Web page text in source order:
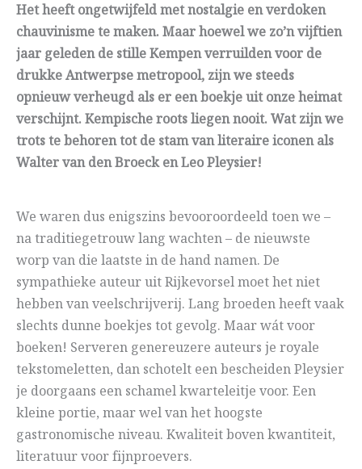
Het heeft ongetwijfeld met nostalgie en verdoken
chauvinisme te maken. Maar hoewel we zo’n vijftien
jaar geleden de stille Kempen verruilden voor de
drukke Antwerpse metropool, zijn we steeds
opnieuw verheugd als er een boekje uit onze heimat
verschijnt. Kempische roots liegen nooit. Wat zijn we
trots te behoren tot de stam van literaire iconen als
Walter van den Broeck en Leo Pleysier!
We waren dus enigszins bevooroordeeld toen we –
na traditiegetrouw lang wachten – de nieuwste
worp van die laatste in de hand namen. De
sympathieke auteur uit Rijkevorsel moet het niet
hebben van veelschrijverij. Lang broeden heeft vaak
slechts dunne boekjes tot gevolg. Maar wát voor
boeken! Serveren genereuzere auteurs je royale
tekstomeletten, dan schotelt een bescheiden Pleysier
je doorgaans een schamel kwarteleitje voor. Een
kleine portie, maar wel van het hoogste
gastronomische niveau. Kwaliteit boven kwantiteit,
literatuur voor fijnproevers.